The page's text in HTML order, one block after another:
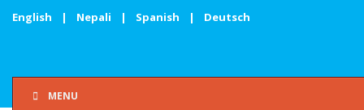
English | Nepali | Spanish | Deutsch
MENU